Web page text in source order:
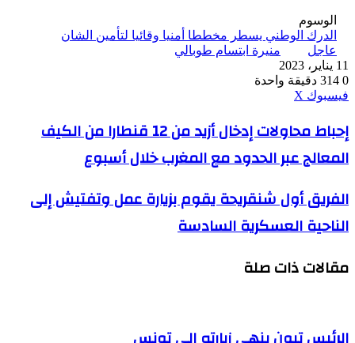
الوسوم
الدرك الوطني يسطر مخططا أمنيا وقائيا لتأمين الشان
عاجل
منيرة ابتسام طوبالي
11 يناير، 2023
0
دقيقة واحدة
فيسبوك ‫X
إحباط
محاولات
إدخال
12
من
المعالج
عبر
خلال
إحباط محاولات إدخال أزيد من 12 قنطارا من الكيف
المعالج عبر الحدود مع المغرب خلال أسبوع
الفريق
أول
شنقريحة
عمل
العسكرية
الفريق أول شنقريحة يقوم بزيارة عمل وتفتيش إلى
الناحية العسكرية السادسة
مقالات ذات صلة